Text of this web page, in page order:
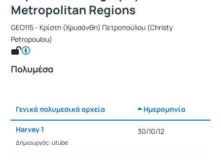
Metropolitan Regions
GEO115 - Κρίστη (Χρυσάνθη) Πετροπούλου (Christy
Petropoulou)
Πολυμέσα
Γενικά πολυμεσικά αρχεία Ημερομηνία
Harvey 1
Δημιουργός: utube
30/10/12